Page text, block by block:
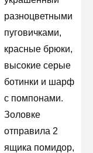
разноцветными
пуговичками,
красные брюки,
высокие серые
ботинки и шарф
с помпонами.
Золовке
отправила 2
ящика помидор,